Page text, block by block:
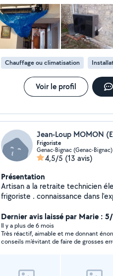
intervenons rapidement avec un
et personnalisé."
Chauffage ou climatisation
Voir le profil
Frigoriste
Genac-Bignac (Genac-Bignac)
4,5/5 (13 avis)
Présentation
Artisan a la retraite technicien
frigoriste . connaissance dans
Dernier avis laissé par Marie :
Il y a plus de 6 mois
Très réactif, aimable et me donnant
conseils m'évitant de faire de grosses